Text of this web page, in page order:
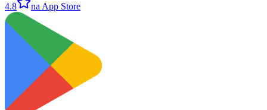
4.8 na App Store